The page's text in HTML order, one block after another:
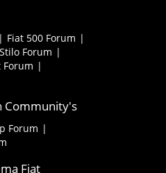
Fiat 500 Forum
Stilo Forum
Forum
Community's
Forum
Fiat